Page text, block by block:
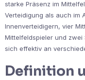
starke Präsenz im
Verteidigung als auch im
Innenverteidigern, vier
Mittelfeldspieler und zwei
sich effektiv an
Definition